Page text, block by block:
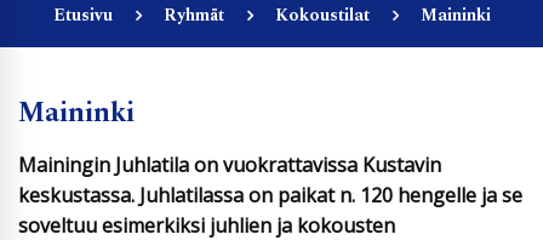
Etusivu Ryhmät Kokoustilat Maininki
Maininki
Mainingin Juhlatila on vuokrattavissa Kustavin
keskustassa. Juhlatilassa on paikat n. 120 hengelle ja se
soveltuu esimerkiksi juhlien ja kokousten